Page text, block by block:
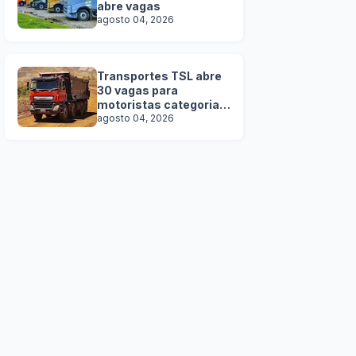
abre vagas
agosto 04, 2026
Transportes TSL abre
30 vagas para
motoristas categoria D
e E
agosto 04, 2026